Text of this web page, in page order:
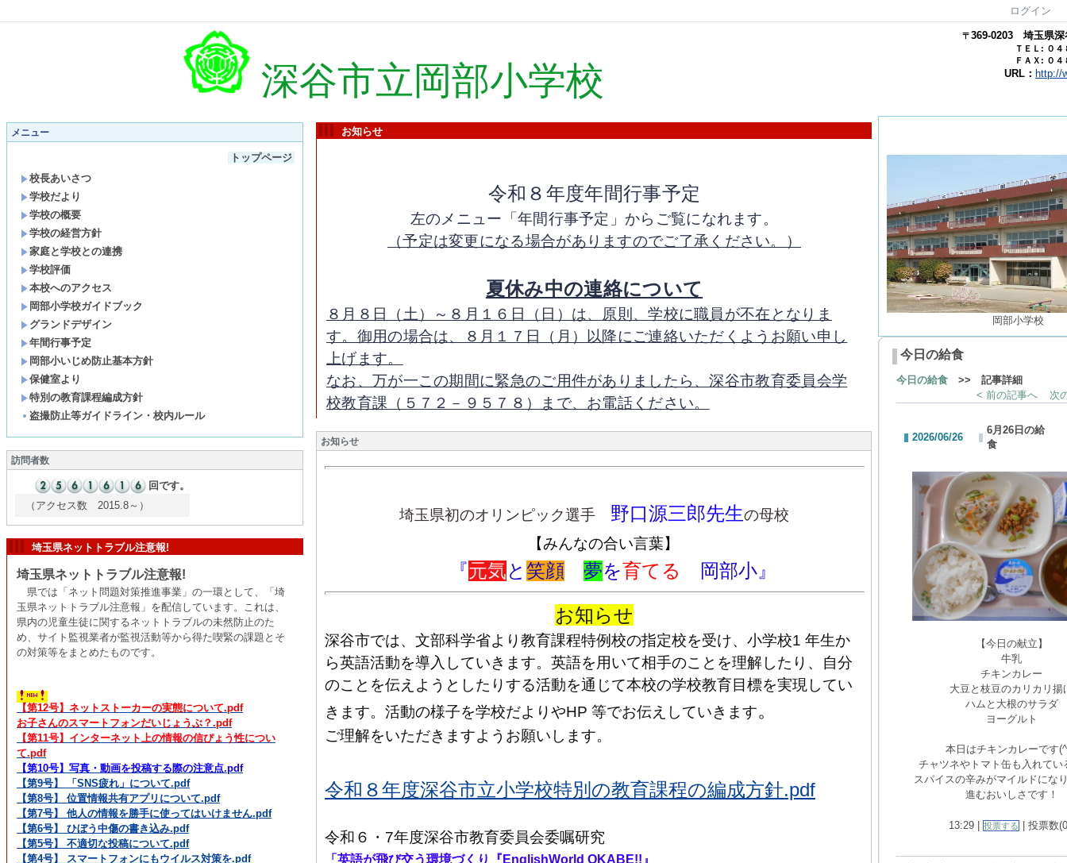
ログイン
深谷市立岡部小学校
〒369-0203 埼玉県深
ＴＥＬ: ０４
ＦＡＸ: ０
URL： http://
メニュー
トップページ
校長あいさつ
学校だより
学校の概要
学校の経営方針
家庭と学校との連携
学校評価
本校へのアクセス
岡部小学校ガイドブック
グランドデザイン
年間行事予定
岡部小いじめ防止基本方針
保健室より
特別の教育課程編成方針
盗撮防止等ガイドライン・校内ルール
訪問者数
回です。
（アクセス数 2015.8～）
埼玉県ネットトラブル注意報!
埼玉県ネットトラブル注意報!
県では「ネット問題対策推進事業」の一環として、「埼
玉県ネットトラブル注意報」を配信しています。これは、
県内の児童生徒に関するネットトラブルの未然防止のた
め、サイト監視業者が監視活動等から得た喫緊の課題とそ
の対策等をまとめたものです。
【第12号】ネットストーカーの実態について.pdf
お子さんのスマートフォンだいじょうぶ？.pdf
【第11号】インターネット上の情報の信ぴょう性につい
て.pdf
【第10号】写真・動画を投稿する際の注意点.pdf
【第9号】 「SNS疲れ」について.pdf
【第8号】 位置情報共有アプリについて.pdf
【第7号】 他人の情報を勝手に使ってはいけません.pdf
【第6号】 ひぼう中傷の書き込み.pdf
【第5号】 不適切な投稿について.pdf
【第4号】 スマートフォンにもウイルス対策を.pdf
お知らせ
令和８年度年間行事予定
左のメニュー「年間行事予定」からご覧になれます。
（予定は変更になる場合がありますのでご了承ください。）
夏休み中の連絡について
８月８日（土）～８月１６日（日）は、原則、学校に職員が不在となりま
す。御用の場合は、８月１７日（月）以降にご連絡いただくようお願い申し
上げます。
なお、万が一この期間に緊急のご用件がありましたら、深谷市教育委員会学
校教育課（５７２－９５７８）まで、お電話ください。
お知らせ
埼玉県初のオリンピック選手 野口源三郎先生の母校
【みんなの合い言葉】
『元気と 笑顔 夢を育てる 岡部小』
お知らせ
深谷市では、文部科学省より教育課程特例校の指定校を受け、小学校1 年生か
ら英語活動を導入していきます。英語を用いて相手のことを理解したり、自分
のことを伝えようとしたりする活動を通じて本校の学校教育目標を実現してい
きます。活動の様子を学校だよりやHP 等でお伝えしていきます。
ご理解をいただきますようお願いします。
令和８年度深谷市立小学校特別の教育課程の編成方針.pdf
令和６・7年度深谷市教育委員会委嘱研究
「英語が飛び交う環境づくり『 EnglishWorld OKABE!!』
岡部小学校
今日の給食
今日の給食 >> 記事詳細
< 前の記事へ
次
2026/06/26
6月26日の給
食
【今日の献立】
牛乳
チキンカレー
大豆と枝豆のカリカリ揚
ハムと大根のサラダ
ヨーグルト
本日はチキンカレーです
チャツネやトマト缶も入れてい
スパイスの辛みがマイルドにな
進むおいしさです！
13:29 | 投票する | 投票数